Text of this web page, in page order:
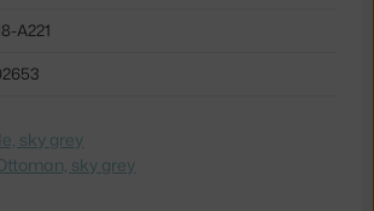
A221
sky grey
sky grey